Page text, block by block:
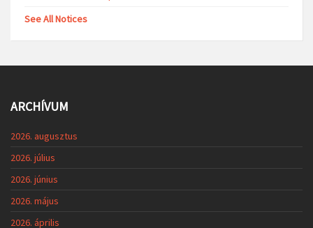
See All Notices
ARCHÍVUM
2026. augusztus
2026. július
2026. június
2026. május
2026. április